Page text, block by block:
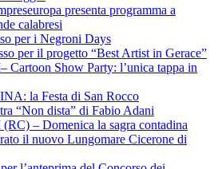
presenta programma a
calabresi
per i Negroni Days
per il progetto “Best Artist in Gerace”
Show Party: l’unica tappa in
la Festa di San Rocco
“Non dista” di Fabio Adani
– Domenica la sagra contadina
il nuovo Lungomare Cicerone di